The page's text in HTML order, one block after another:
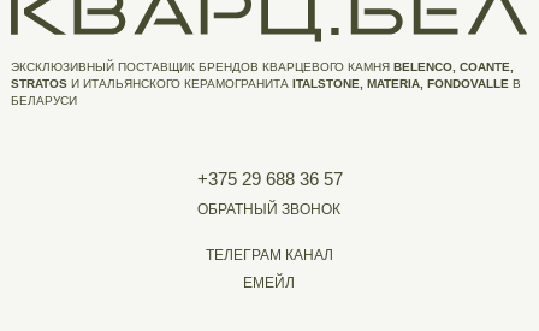
+375 29 688 36 57
ОБРАТНЫЙ ЗВОНОК
ТЕЛЕГРАМ КАНАЛ
ЕМЕЙЛ
ЭКСКЛЮЗИВНЫЙ ПОСТАВЩИК БРЕНДОВ КВАРЦЕВОГО КАМНЯ BELENCO, COANTE,
STRATOS И ИТАЛЬЯНСКОГО КЕРАМОГРАНИТА ITALSTONE, MATERIA, FONDOVALLE В
БЕЛАРУСИ